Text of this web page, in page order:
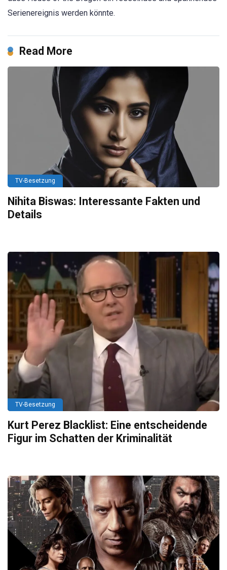
Serienereignis werden könnte.
Read More
TV-Besetzung
Nihita Biswas: Interessante Fakten und
Details
TV-Besetzung
Kurt Perez Blacklist: Eine entscheidende
Figur im Schatten der Kriminalität